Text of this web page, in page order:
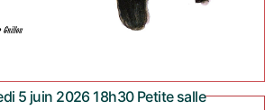
5 juin 2026 18h30 Petite salle